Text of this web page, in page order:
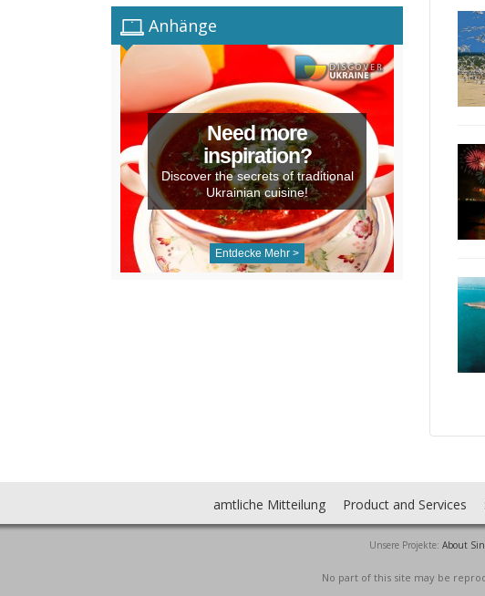
Anhänge
Need more
inspiration?
Discover the secrets of traditional
Ukrainian cuisine!
Entdecke Mehr >
amtliche Mitteilung Product and Services
Unsere Projekte: About
No part of this site may be